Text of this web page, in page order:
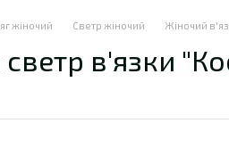
жіночий Светр жіночий Жіночий
в'язки